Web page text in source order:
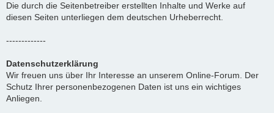
Die durch die Seitenbetreiber erstellten Inhalte und Werke auf
diesen Seiten unterliegen dem deutschen Urheberrecht.
-------------
Datenschutzerklärung
Wir freuen uns über Ihr Interesse an unserem Online-Forum. Der
Schutz Ihrer personenbezogenen Daten ist uns ein wichtiges
Anliegen.